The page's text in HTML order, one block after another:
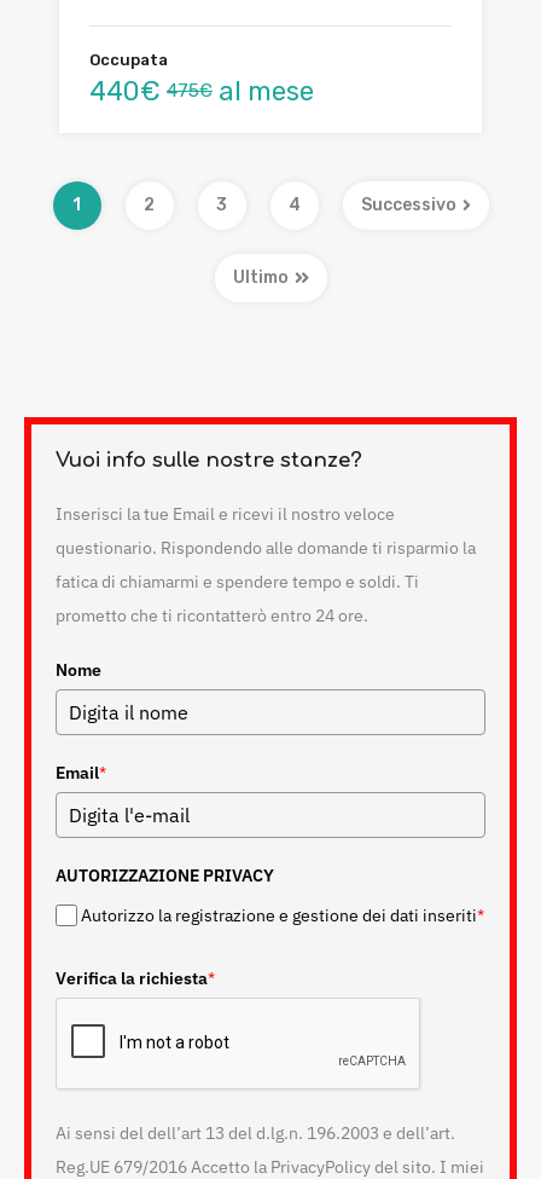
Occupata
440€ 475€ al mese
1 2 3 4 Successivo
Ultimo
Vuoi info sulle nostre stanze?
Inserisci la tue Email e ricevi il nostro veloce
questionario. Rispondendo alle domande ti risparmio la
fatica di chiamarmi e spendere tempo e soldi. Ti
prometto che ti ricontatterò entro 24 ore.
Nome
Email*
AUTORIZZAZIONE PRIVACY
Autorizzo la registrazione e gestione dei dati inseriti*
Verifica la richiesta*
Ai sensi del dell’art 13 del d.lg.n. 196.2003 e dell’art.
Reg.UE 679/2016 Accetto la PrivacyPolicy del sito. I miei